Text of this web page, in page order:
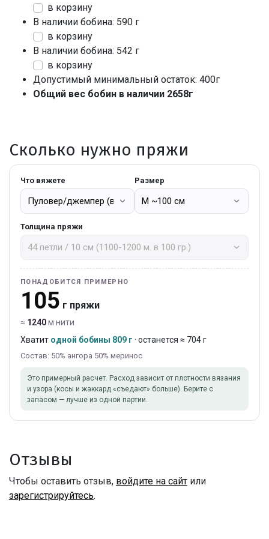
в корзину
В наличии бобина: 590 г
в корзину
В наличии бобина: 542 г
в корзину
Допустимый минимальный остаток: 400г
Общий вес бобин в наличии 2658г
Сколько нужно пряжи
Что вяжете Размер
Толщина пряжи
ПОНАДОБИТСЯ ПРИМЕРНО
105 г пряжи
≈ 1240м нити
Хватит одной бобины 809 г · останется ≈ 704 г
Состав: 50% ангора 50% меринос
Это примерный расчет. Расход зависит от плотности вязания
и узора (косы и жаккард «съедают» больше). Берите с
запасом — лучше из одной партии.
Отзывы
Чтобы оставить отзыв, войдите на сайт или
зарегистрируйтесь.